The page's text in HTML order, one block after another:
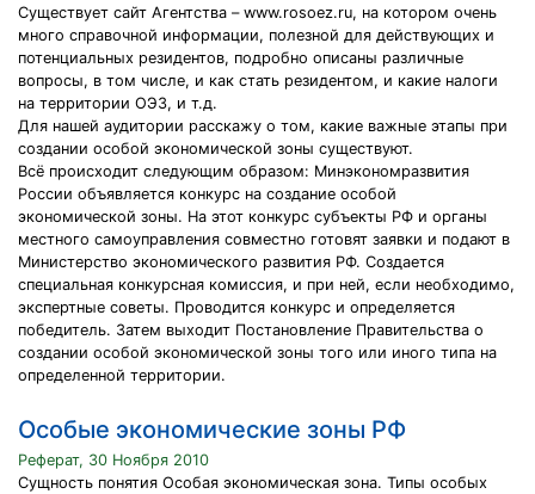
Существует сайт Агентства – www.rosoez.ru, на котором очень
много справочной информации, полезной для действующих и
потенциальных резидентов, подробно описаны различные
вопросы, в том числе, и как стать резидентом, и какие налоги
на территории ОЭЗ, и т.д.
Для нашей аудитории расскажу о том, какие важные этапы при
создании особой экономической зоны существуют.
Всё происходит следующим образом: Минэкономразвития
России объявляется конкурс на создание особой
экономической зоны. На этот конкурс субъекты РФ и органы
местного самоуправления совместно готовят заявки и подают в
Министерство экономического развития РФ. Создается
специальная конкурсная комиссия, и при ней, если необходимо,
экспертные советы. Проводится конкурс и определяется
победитель. Затем выходит Постановление Правительства о
создании особой экономической зоны того или иного типа на
определенной территории.
Особые экономические зоны РФ
Реферат, 30 Ноября 2010
Сущность понятия Особая экономическая зона. Типы особых